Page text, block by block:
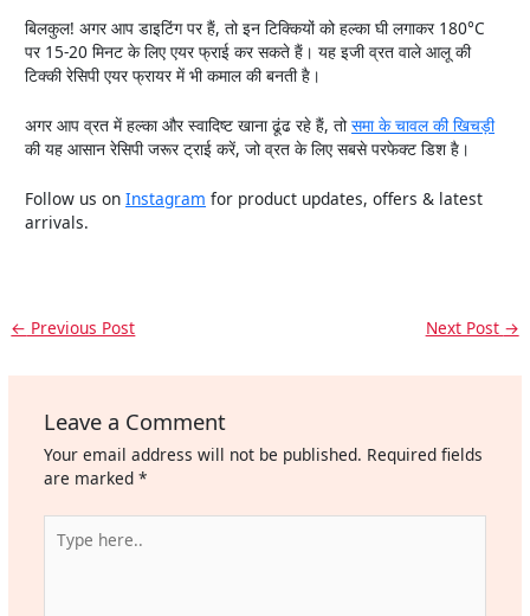
बिलकुल! अगर आप डाइटिंग पर हैं, तो इन टिक्कियों को हल्का घी लगाकर 180°C
पर 15-20 मिनट के लिए एयर फ्राई कर सकते हैं। यह इजी व्रत वाले आलू की
टिक्की रेसिपी एयर फ्रायर में भी कमाल की बनती है।
अगर आप व्रत में हल्का और स्वादिष्ट खाना ढूंढ रहे हैं, तोसमा के चावल की खिचड़ी
की यह आसान रेसिपी जरूर ट्राई करें, जो व्रत के लिए सबसे परफेक्ट डिश है।
Follow us onInstagram for product updates, offers & latest
arrivals.
← Previous Post Next Post →
Leave a Comment
Your email address will not be published. Required fields
are marked *
here..